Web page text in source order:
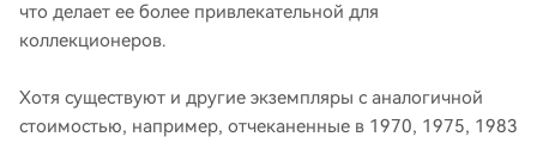
что делает ее более привлекательной для
коллекционеров.
Хотя существуют и другие экземпляры с аналогичной
стоимостью, например, отчеканенные в 1970, 1975, 1983